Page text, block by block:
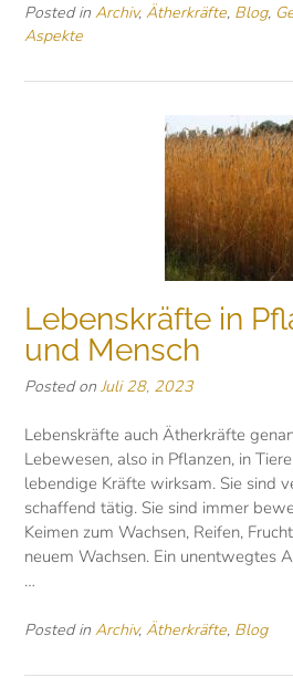
Posted in Archiv, Ätherkräfte, Blog,
Aspekte
Lebenskräfte in
und Mensch
Posted on Juli 28, 2023
Lebenskräfte auch Ätherkräfte
Lebewesen, also in Pflanzen, in
lebendige Kräfte wirksam. Sie sind
schaffend tätig. Sie sind immer
Keimen zum Wachsen, Reifen,
neuem Wachsen. Ein unentwegtes
…
Posted in Archiv, Ätherkräfte, Blog